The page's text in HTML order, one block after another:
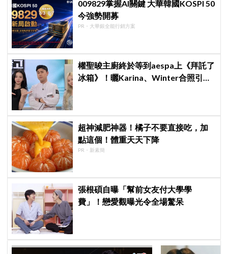
009829掌握AI關鍵 大華韓國KOSPI 50
今強勢開募
PR・大華銀全能行銷方案
權聖晙主廚終於等到aespa上《拜託了
冰箱》！曬Karina、Winter合照引爆
超神減肥神器！橘子不要直接吃，加
點這個！體重天天下降
PR・新素簡
張根碩自曝「幫前女友付大學學
費」！戀愛觀曝光令全場驚呆